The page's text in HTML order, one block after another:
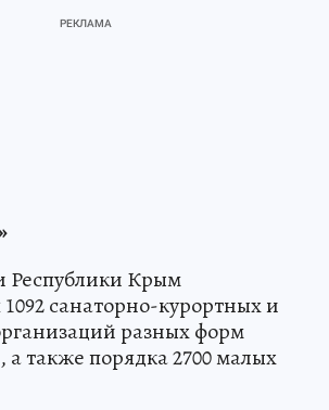
Республики Крым
санаторно-курортных и
разных форм
а также порядка 2700 малых